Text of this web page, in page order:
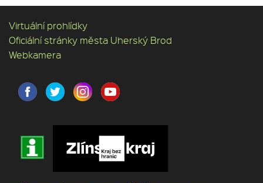
Virtuální prohlídky
Oficiální stránky města Uherský Brod
Webkamera